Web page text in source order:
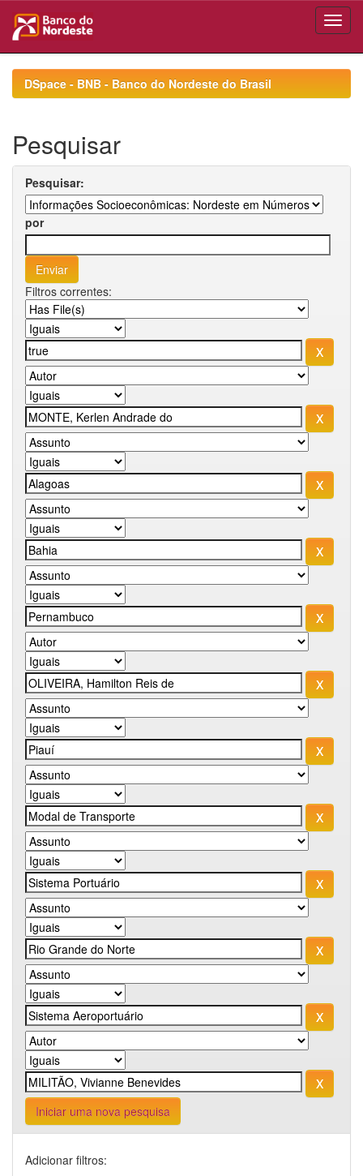
navigationDSpace - BNB - Banco do Nordeste do Brasil
Pesquisar
Pesquisar:
por
Filtros correntes:
Iniciar uma nova pesquisa
Adicionar filtros: